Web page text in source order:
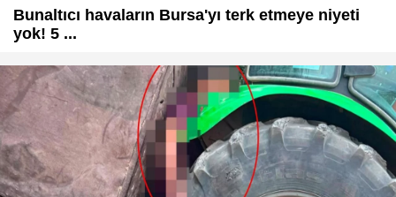
Bunaltıcı havaların Bursa'yı terk etmeye niyeti
yok! 5 ...